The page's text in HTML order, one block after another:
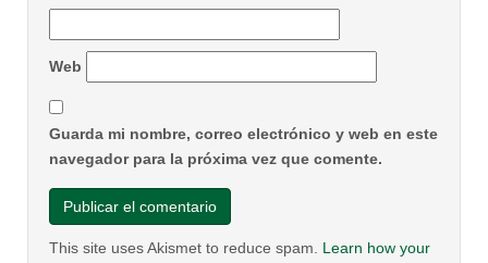
Web
Guarda mi nombre, correo electrónico y web en este
navegador para la próxima vez que comente.
This site uses Akismet to reduce spam. Learn how your